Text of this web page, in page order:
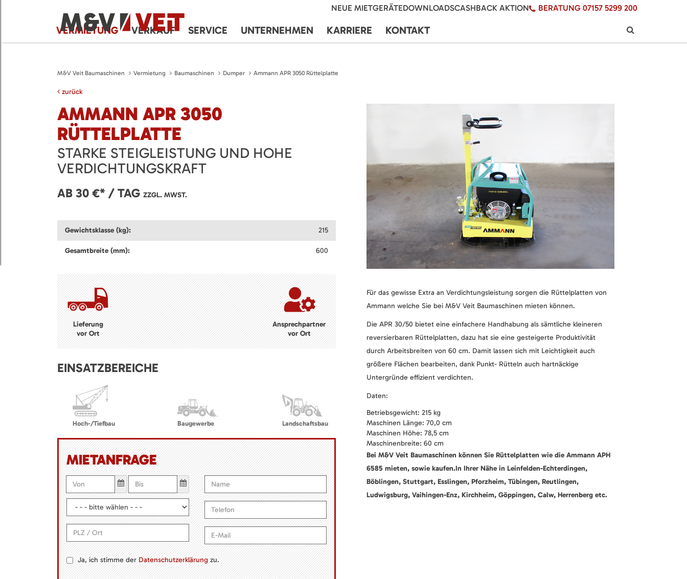
NEUE MIETGERÄTEDOWNLOADSCASHBACK AKTION BERATUNG 07157 5299 200
VERMIETUNG VERKAUF SERVICE UNTERNEHMEN KARRIERE KONTAKT
M&V Veit Baumaschinen Vermietung Baumaschinen Dumper Ammann APR 3050 Rüttelplatte
zurück
AMMANN APR 3050
RÜTTELPLATTE
STARKE STEIGLEISTUNG UND HOHE
VERDICHTUNGSKRAFT
AB 30 €* / TAG ZZGL. MWST.
Gewichtsklasse (kg): 215
Gesamtbreite (mm): 600
Lieferung
vor Ort
Ansprechpartner
vor Ort
EINSATZBEREICHE
Hoch-/Tiefbau Baugewerbe Landschaftsbau
MIETANFRAGE
Ja, ich stimme derDatenschutzerklärungzu.
Für das gewisse Extra an Verdichtungsleistung sorgen die Rüttelplatten von
Ammann welche Sie bei M&V Veit Baumaschinen mieten können.
Die APR 30/50 bietet eine einfachere Handhabung als sämtliche kleineren
reversierbaren Rüttelplatten, dazu hat sie eine gesteigerte Produktivität
durch Arbeitsbreiten von 60 cm. Damit lassen sich mit Leichtigkeit auch
größere Flächen bearbeiten, dank Punkt- Rütteln auch hartnäckige
Untergründe effizient verdichten.
Daten:
Betriebsgewicht: 215 kg
Maschinen Länge: 70,0 cm
Maschinen Höhe: 78,5 cm
Maschinenbreite: 60 cm
Bei M&V Veit Baumaschinen können Sie Rüttelplatten wie die Ammann APH
6585 mieten, sowie kaufen.In Ihrer Nähe in Leinfelden-Echterdingen,
Böblingen, Stuttgart, Esslingen, Pforzheim, Tübingen, Reutlingen,
Ludwigsburg, Vaihingen-Enz, Kirchheim, Göppingen, Calw, Herrenberg etc.